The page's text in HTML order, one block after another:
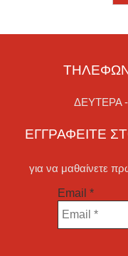
ΔΕΥΤΈΡΑ
ΕΓΓΡΑΦΕΊΤΕ
για να μαθαίνετε
Email*